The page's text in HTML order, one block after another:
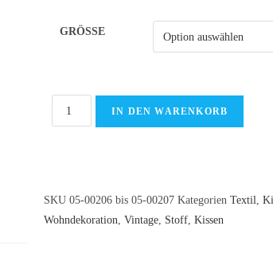
GRÖSSE
IN DEN WARENKORB
SKU 05-00206 bis 05-00207 Kategorien Textil,
Wohndekoration, Vintage, Stoff, Kissen